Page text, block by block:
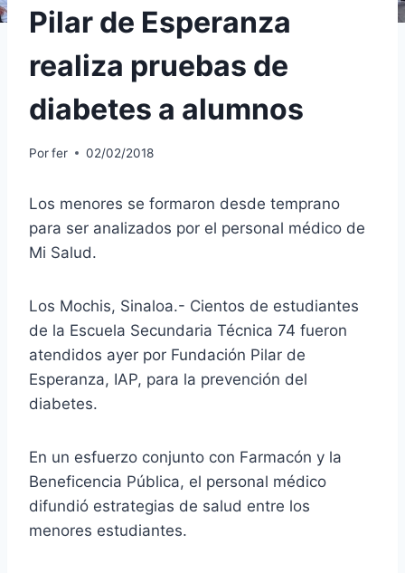
Pilar de Esperanza
realiza pruebas de
diabetes a alumnos
Porfer 02/02/2018
Los menores se formaron desde temprano
para ser analizados por el personal médico de
Mi Salud.
Los Mochis, Sinaloa.- Cientos de estudiantes
de la Escuela Secundaria Técnica 74 fueron
atendidos ayer por Fundación Pilar de
Esperanza, IAP, para la prevención del
diabetes.
En un esfuerzo conjunto con Farmacón y la
Beneficencia Pública, el personal médico
difundió estrategias de salud entre los
menores estudiantes.